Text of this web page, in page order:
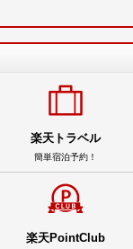
楽天トラベル
簡単宿泊予約！
楽天PointClub